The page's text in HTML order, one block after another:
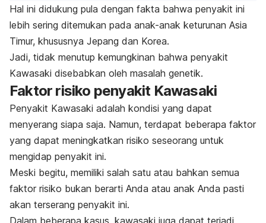
Hal ini didukung pula dengan fakta bahwa penyakit ini
lebih sering ditemukan pada anak-anak keturunan Asia
Timur, khususnya Jepang dan Korea.
Jadi, tidak menutup kemungkinan bahwa penyakit
Kawasaki disebabkan oleh masalah genetik.
Faktor risiko penyakit Kawasaki
Penyakit Kawasaki adalah kondisi yang dapat
menyerang siapa saja. Namun, terdapat beberapa faktor
yang dapat meningkatkan risiko seseorang untuk
mengidap penyakit ini.
Meski begitu, memiliki salah satu atau bahkan semua
faktor risiko bukan berarti Anda atau anak Anda pasti
akan terserang penyakit ini.